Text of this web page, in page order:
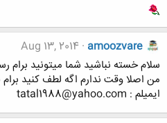
amoozvare
Aug 13, 2014
سلام خسته نباشید شما میتونید برام
من اصلا وقت ندارم اگه لطف کنید برام
ایمیلم : tatal1988@yahoo.com